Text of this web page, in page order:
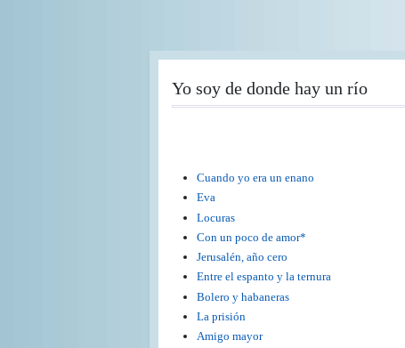
Yo soy de donde hay un río
Cuando yo era un enano
Eva
Locuras
Con un poco de amor*
Jerusalén, año cero
Entre el espanto y la ternura
Bolero y habaneras
La prisión
Amigo mayor